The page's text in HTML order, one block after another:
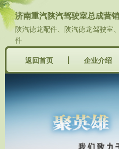
济南重汽陕汽驾驶室总成营
陕汽德龙配件、陕汽德龙驾驶室
件
返回首页
企业介绍